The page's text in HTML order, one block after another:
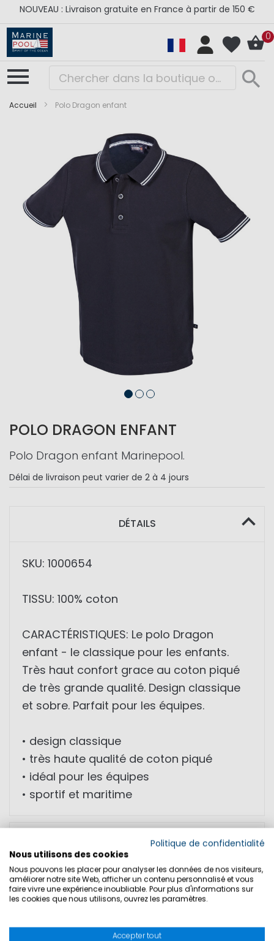
NOUVEAU : Livraison gratuite en France à partir de 150 €
0
Accueil Polo Dragon enfant
beginning
POLO DRAGON ENFANT
Polo Dragon enfant Marinepool.
Délai de livraison peut varier de 2 à 4 jours
DÉTAILS
SKU: 1000654
TISSU: 100% coton
CARACTÉRISTIQUES: Le polo Dragon
enfant - le classique pour les enfants.
Très haut confort grace au coton piqué
de très grande qualité. Design classique
et sobre. Parfait pour les équipes.
• design classique
• très haute qualité de coton piqué
• idéal pour les équipes
• sportif et maritime
TAILLES
SÉCURITÉ DU PRODUIT
Politique de confidentialité
Nous utilisons des cookies
Nous pouvons les placer pour analyser les données de nos visiteurs,
améliorer notre site Web, afficher un contenu personnalisé et vous
faire vivre une expérience inoubliable. Pour plus d'informations sur
les cookies que nous utilisons, ouvrez les paramètres.
Accepter tout